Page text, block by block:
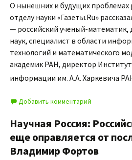
О нынешних и будущих проблемах
отделу науки «Газеты.Ru»
— российский ученый-математик,
наук, специалист в области
технологий и математического
академик РАН, директор
информации им. А.А. Харкевича
Добавить комментарий
Научная Россия:
еще оправляется от
Владимир Фортов